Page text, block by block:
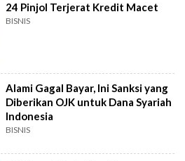
24 Pinjol Terjerat Kredit Macet
BISNIS
Alami Gagal Bayar, Ini Sanksi yang
Diberikan OJK untuk Dana Syariah
Indonesia
BISNIS